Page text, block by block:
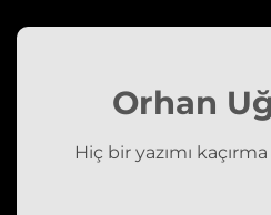
Orhan
Hiç bir yazımı